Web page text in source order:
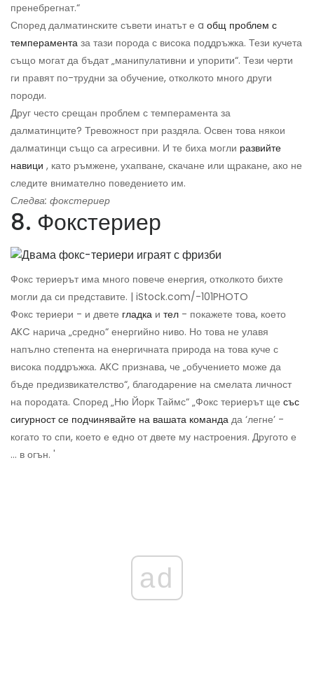
пренебрегнат.“
Според далматинските съвети инатът е a общ проблем с
темперамента за тази порода с висока поддръжка. Тези кучета
също могат да бъдат „манипулативни и упорити“. Тези черти
ги правят по-трудни за обучение, отколкото много други
породи.
Друг често срещан проблем с темперамента за
далматинците? Тревожност при раздяла. Освен това някои
далматинци също са агресивни. И те биха могли развийте
навици , като ръмжене, ухапване, скачане или щракане, ако не
следите внимателно поведението им.
Следва: фокстериер
8. Фокстериер
Фокс териерът има много повече енергия, отколкото бихте
могли да си представите. | iStock.com/-101PHOTO
Фокс териери - и двете гладка и тел - покажете това, което
AKC нарича „средно“ енергийно ниво. Но това не улавя
напълно степента на енергичната природа на това куче с
висока поддръжка. AKC признава, че „обучението може да
бъде предизвикателство“, благодарение на смелата личност
на породата. Според „Ню Йорк Таймс“ „Фокс териерът ще със
сигурност се подчинявайте на вашата команда да ‘легне’ -
когато то спи, което е едно от двете му настроения. Другото е
... в огън. '
ad